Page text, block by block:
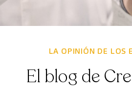
LA OPINIÓN DE LOS
El blog de